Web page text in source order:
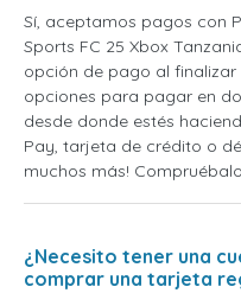
Sí, aceptamos pagos con
Sports FC 25 Xbox
opción de pago al
opciones para pagar en
desde donde estés
Pay, tarjeta de crédito o
muchos más!
¿Necesito tener una
comprar una tarjeta